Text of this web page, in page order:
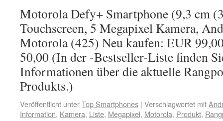
Motorola Defy+ Smartphone (9,3 cm
Touchscreen, 5 Megapixel Kamera,
Motorola (425) Neu kaufen: EUR
50,00 (In der -Bestseller-Liste finden
Informationen über die aktuelle
Produkts.)
Veröffentlicht unterTop Smartphones | Verschlagwortet mit
Information, Kamera, Liste, Megapixel, Motorola, Produkt,